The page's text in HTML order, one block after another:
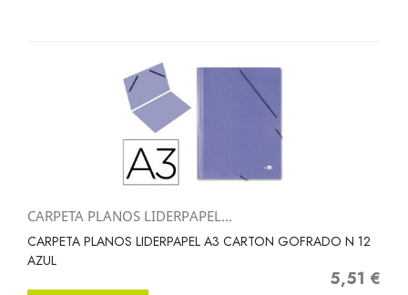
CARPETA PLANOS LIDERPAPEL...
CARPETA PLANOS LIDERPAPEL A3 CARTON GOFRADO N 12
AZUL
Precio
5,51 €